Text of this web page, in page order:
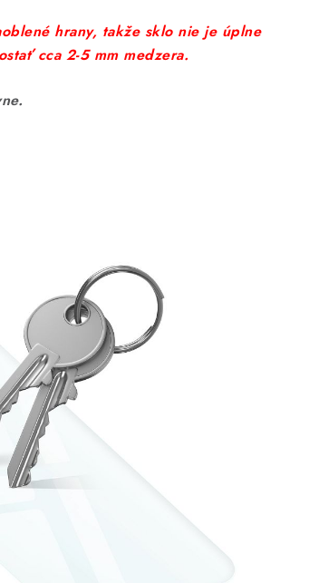
hrany, takže sklo nie je úplne
cca 2-5 mm medzera.